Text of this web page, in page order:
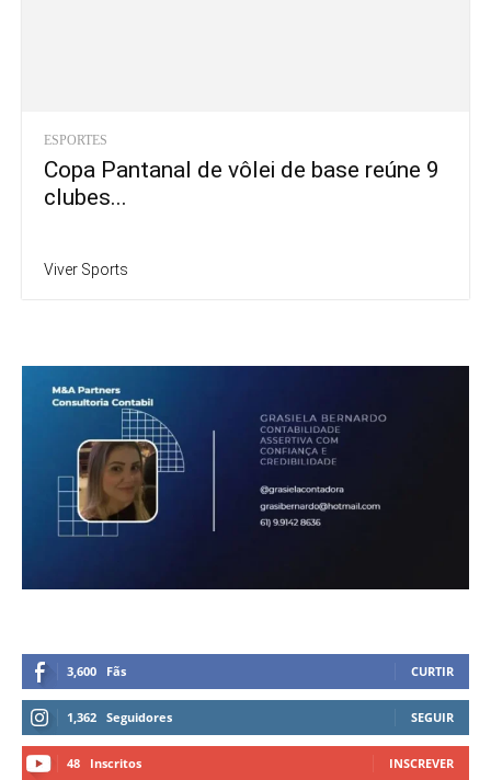
ESPORTES
Copa Pantanal de vôlei de base reúne 9
clubes...
Viver Sports
3,600 Fãs CURTIR
1,362 Seguidores SEGUIR
48 Inscritos INSCREVER